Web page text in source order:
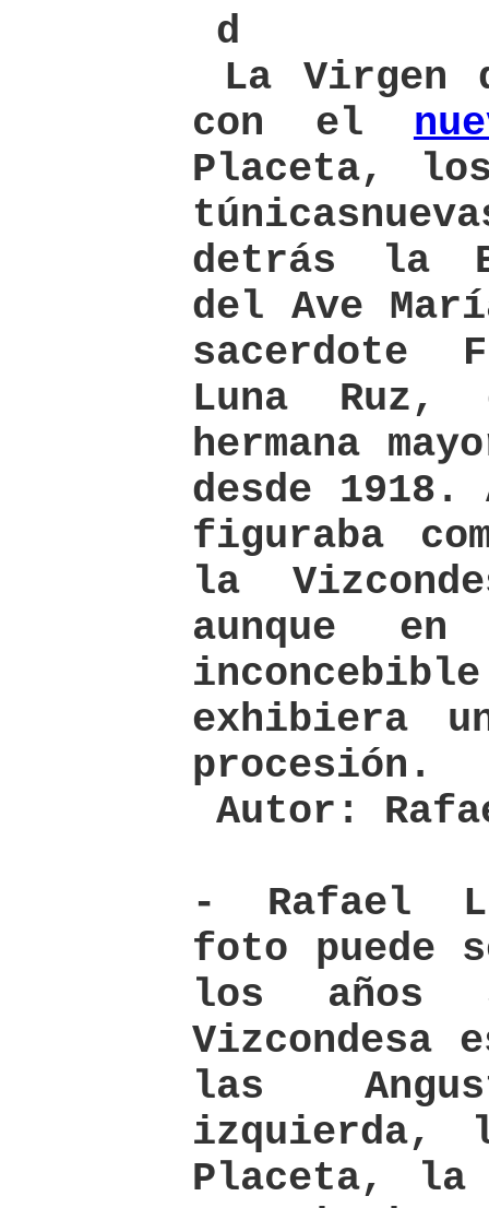
d
La Virgen
con el
Placeta, los
detrás la
del Ave
sacerdote
Luna Ruz,
hermana
desde
figuraba
la
aunque
exhibiera
procesión.
Autor:
- Rafael
foto puede
los años
Vizcondesa
las
izquierda,
Placeta, la